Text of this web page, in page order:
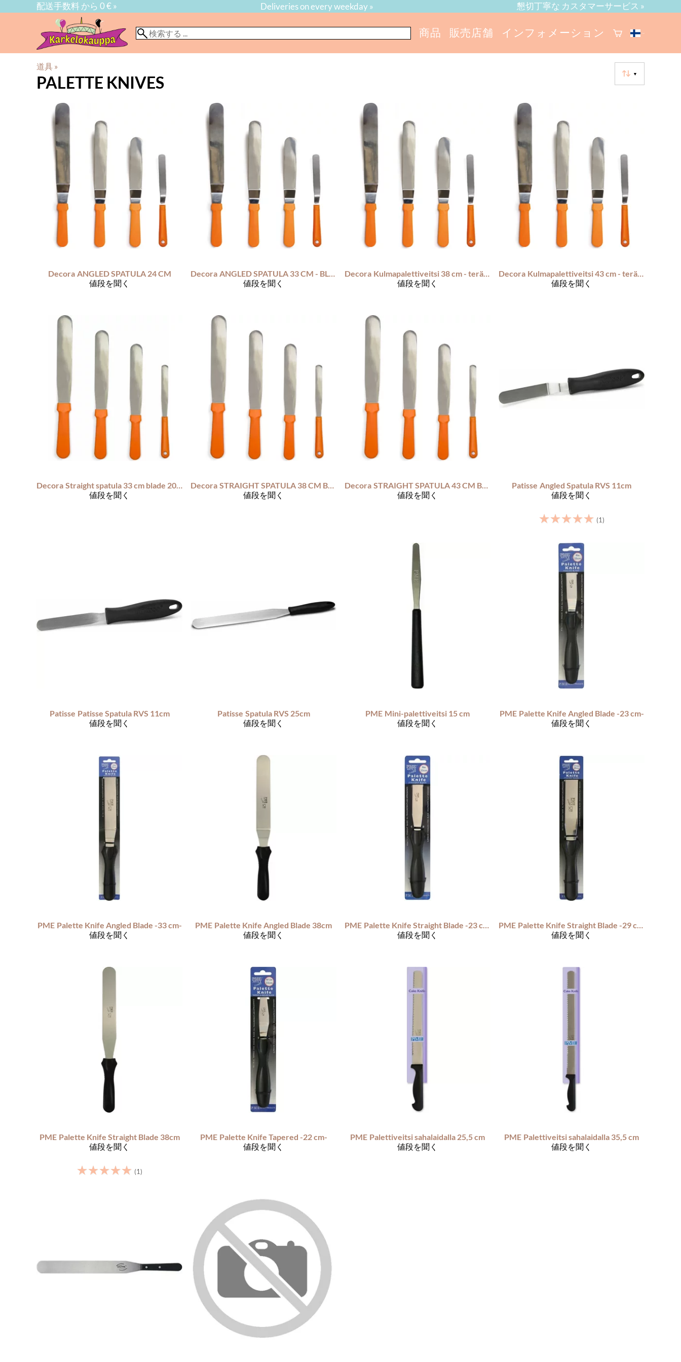
配送手数料 から 0 € » Deliveries on every weekday » 懇切丁寧な カスタマーサービス »
商品 販売店舗 インフォメーション
道具 ‪»
▼
PALETTE KNIVES
Decora ANGLED SPATULA 24 CM
値段を聞く
Decora
ANGLED SPATULA 33 CM - BLADE 20 CM
値段を聞く
Decora
Kulmapalettiveitsi 38 cm - terä 25 cm
値段を聞く
Decora
Kulmapalettiveitsi 43 cm - terä 30 cm
値段を聞く
Decora
Straight spatula 33 cm blade 20 cm
値段を聞く
Decora
STRAIGHT SPATULA 38 CM BLADE 25 CM
値段を聞く
Decora
STRAIGHT SPATULA 43 CM BLADE 30 CM
値段を聞く
Patisse Angled Spatula RVS 11cm
値段を聞く
☆☆☆☆☆ (1)
Patisse Patisse Spatula RVS 11cm
値段を聞く
Patisse Spatula RVS 25cm
値段を聞く
PME Mini-palettiveitsi 15 cm
値段を聞く
PME Palette Knife Angled Blade -23 cm-
値段を聞く
PME Palette Knife Angled Blade -33 cm-
値段を聞く
PME Palette Knife Angled Blade 38cm
値段を聞く
PME
Palette Knife Straight Blade -23 cm-
値段を聞く
PME
Palette Knife Straight Blade -29 cm-
値段を聞く
PME Palette Knife Straight Blade 38cm
値段を聞く
☆☆☆☆☆ (1)
PME Palette Knife Tapered -22 cm-
値段を聞く
PME Palettiveitsi sahalaidalla 25,5 cm
値段を聞く
PME Palettiveitsi sahalaidalla 35,5 cm
値段を聞く